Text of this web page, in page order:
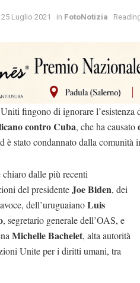
25 Luglio 2021 in FotoNotizia
fingono di ignorare l’esistenza
contro Cuba, che ha causato
è stato condannato dalla comunità
chiaro dalle più recenti
del presidenteJoe Biden, dei
dell’uruguaianoLuis
, segretario generale dell’OAS, e
Michelle Bachelet, alta autorità
Unite per i diritti umani, tra